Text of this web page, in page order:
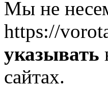
Мы не
https://
указывать
сайтах.